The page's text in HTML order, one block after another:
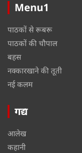
Menu1
पाठकों से रूबरू
पाठकों की चौपाल
बहस
नक्कारखाने की तूती
नई कलम
गद्य
आलेख
कहानी